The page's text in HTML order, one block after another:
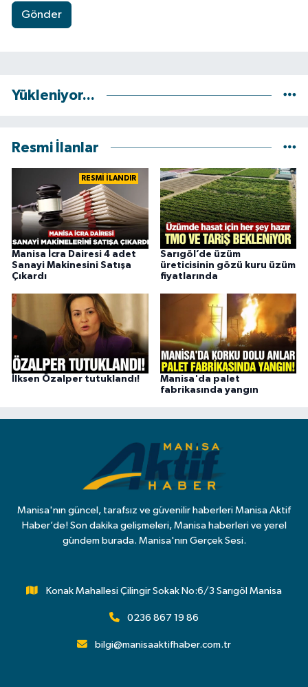
Gönder
Yükleniyor...
Resmi İlanlar
RESMİ İLANDIR
Manisa İcra Dairesi 4 adet
Sanayi Makinesini Satışa
Çıkardı
Sarıgöl’de üzüm
üreticisinin gözü kuru üzüm
fiyatlarında
İlksen Özalper tutuklandı!
Manisa'da palet
fabrikasında yangın
Manisa'nın güncel, tarafsız ve güvenilir haberleri Manisa Aktif
Haber’de! Son dakika gelişmeleri, Manisa haberleri ve yerel
gündem burada. Manisa'nın Gerçek Sesi.
Konak Mahallesi Çilingir Sokak No:6/3 Sarıgöl Manisa
0236 867 19 86
bilgi@manisaaktifhaber.com.tr